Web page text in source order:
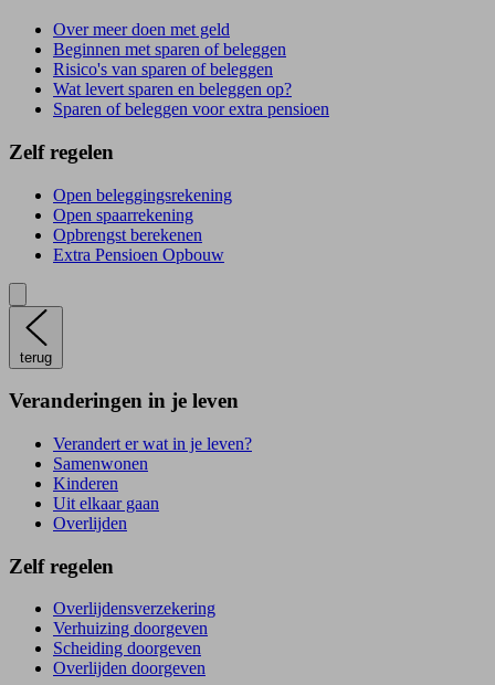
Over meer doen met geld
Beginnen met sparen of beleggen
Risico's van sparen of beleggen
Wat levert sparen en beleggen op?
Sparen of beleggen voor extra pensioen
Zelf regelen
Open beleggingsrekening
Open spaarrekening
Opbrengst berekenen
Extra Pensioen Opbouw
terug
Veranderingen in je leven
Verandert er wat in je leven?
Samenwonen
Kinderen
Uit elkaar gaan
Overlijden
Zelf regelen
Overlijdensverzekering
Verhuizing doorgeven
Scheiding doorgeven
Overlijden doorgeven